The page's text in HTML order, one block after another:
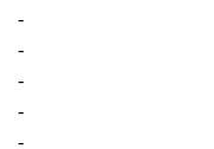
-
-
-
-
-